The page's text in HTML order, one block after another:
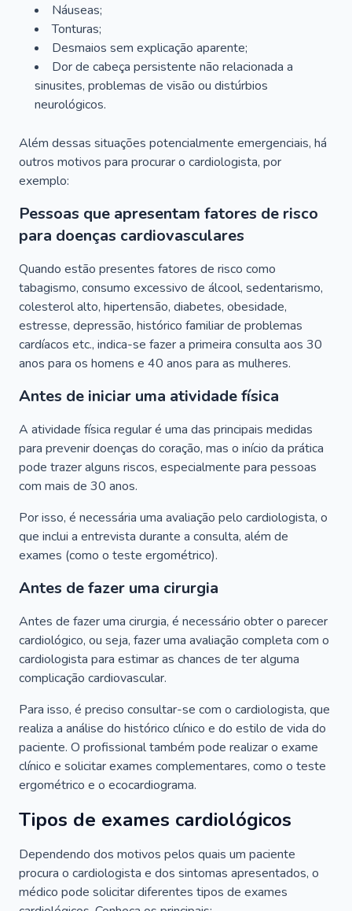
Náuseas;
Tonturas;
Desmaios sem explicação aparente;
Dor de cabeça persistente não relacionada a
sinusites, problemas de visão ou distúrbios
neurológicos.
Além dessas situações potencialmente emergenciais, há
outros motivos para procurar o cardiologista, por
exemplo:
Pessoas que apresentam fatores de risco
para doenças cardiovasculares
Quando estão presentes fatores de risco como
tabagismo, consumo excessivo de álcool, sedentarismo,
colesterol alto, hipertensão, diabetes, obesidade,
estresse, depressão, histórico familiar de problemas
cardíacos etc., indica-se fazer a primeira consulta aos 30
anos para os homens e 40 anos para as mulheres.
Antes de iniciar uma atividade física
A atividade física regular é uma das principais medidas
para prevenir doenças do coração, mas o início da prática
pode trazer alguns riscos, especialmente para pessoas
com mais de 30 anos.
Por isso, é necessária uma avaliação pelo cardiologista, o
que inclui a entrevista durante a consulta, além de
exames (como o teste ergométrico).
Antes de fazer uma cirurgia
Antes de fazer uma cirurgia, é necessário obter o parecer
cardiológico, ou seja, fazer uma avaliação completa com o
cardiologista para estimar as chances de ter alguma
complicação cardiovascular.
Para isso, é preciso consultar-se com o cardiologista, que
realiza a análise do histórico clínico e do estilo de vida do
paciente. O profissional também pode realizar o exame
clínico e solicitar exames complementares, como o teste
ergométrico e o ecocardiograma.
Tipos de exames cardiológicos
Dependendo dos motivos pelos quais um paciente
procura o cardiologista e dos sintomas apresentados, o
médico pode solicitar diferentes tipos de exames